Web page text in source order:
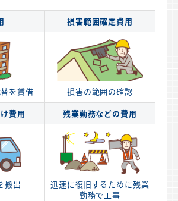
を賃借
損害範囲確定費用
損害の範囲の確認
費用
搬出
残業勤務などの費用
迅速に復旧するために残業
勤務で工事